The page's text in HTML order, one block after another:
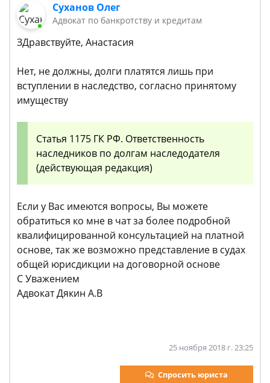
Суханов Олег
Адвокат по банкротству и кредитам
ЗДравствуйте, Анастасия
Нет, не должны, долги платятся лишь при
вступлении в наследство, согласно принятому
имуществу
Статья 1175 ГК РФ. Ответственность
наследников по долгам наследодателя
(действующая редакция)
Если у Вас имеются вопросы, Вы можете
обратиться ко мне в чат за более подробной
квалифицированной консультацией на платной
основе, так же возможно представление в судах
общей юрисдикции на договорной основе
С Уважением
Адвокат Дякин А.В
25 ноября 2018 г. 23:25
Спросить юриста